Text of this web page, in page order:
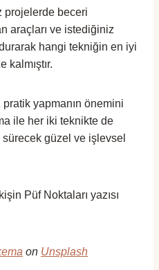
projelerde beceri
araçları ve istediğiniz
hangi tekniğin en iyi
kalmıştır.
yapmanın önemini
ile her iki teknikte de
güzel ve işlevsel
Püf Noktaları yazısı
on Unsplash